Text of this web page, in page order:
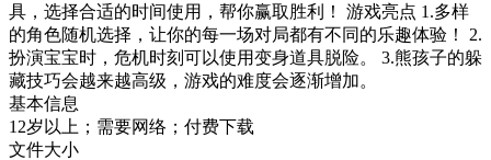
具，选择合适的时间使用，帮你赢取胜利！ 游戏亮点 1.多样
的角色随机选择，让你的每一场对局都有不同的乐趣体验！ 2.
扮演宝宝时，危机时刻可以使用变身道具脱险。 3.熊孩子的躲
藏技巧会越来越高级，游戏的难度会逐渐增加。
基本信息
12岁以上；需要网络；付费下载
文件大小